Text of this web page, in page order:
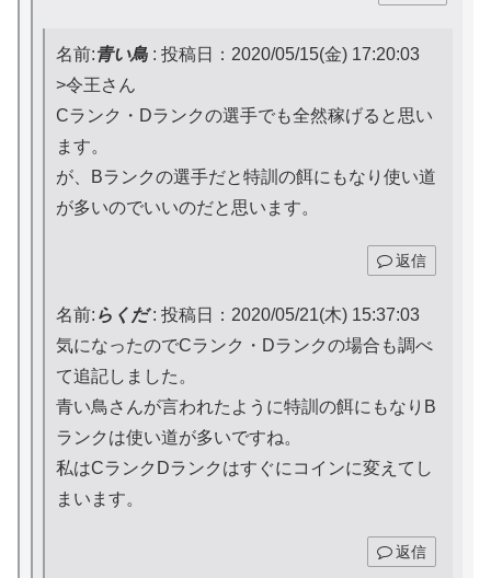
名前:青い鳥: 投稿日：2020/05/15(金) 17:20:03
>令王さん
Cランク・Dランクの選手でも全然稼げると思い
ます。
が、Bランクの選手だと特訓の餌にもなり使い道
が多いのでいいのだと思います。
返信
名前: らくだ: 投稿日：2020/05/21(木) 15:37:03
気になったのでCランク・Dランクの場合も調べ
て追記しました。
青い鳥さんが言われたように特訓の餌にもなりB
ランクは使い道が多いですね。
私はCランクDランクはすぐにコインに変えてし
まいます。
返信